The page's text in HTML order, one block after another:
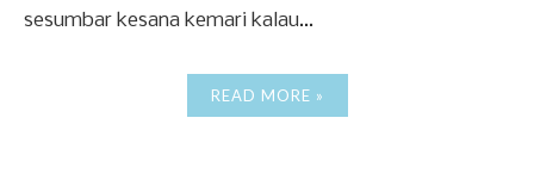
sesumbar kesana kemari kalau...
READ MORE »